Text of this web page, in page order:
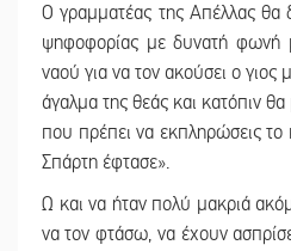
Ο γραμματέας της Απέλλας θα
ψηφοφορίας με δυνατή φωνή
ναού για να τον ακούσει ο γιος
άγαλμα της θεάς και κατόπιν
που πρέπει να εκπληρώσεις το
Σπάρτη έφτασε».
Ω και να ήταν πολύ μακριά
να τον φτάσω, να έχουν